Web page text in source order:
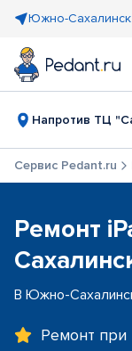
Южно-Сахалинск
Напротив ТЦ
Сервис Pedant.ru
Ремонт
В Южно-
Ремонт при